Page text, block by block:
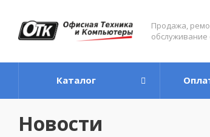
Продажа,
обслуживание
Каталог
Новости